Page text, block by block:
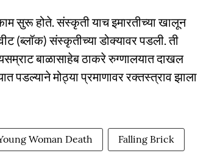
सुरू होते. संस्कृती याच इमारतीच्या खालून
(ब्लॉक) संस्कृतीच्या डोक्यावर पडली. ती
बाळासाहेब ठाकरे रुग्णालयात दाखल
पडल्याने मोठ्या प्रमाणावर रक्तस्त्राव झाला
Woman Death Falling Brick